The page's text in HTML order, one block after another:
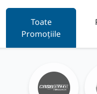
Toate
Promoțiile